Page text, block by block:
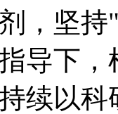
，坚
导下
续以